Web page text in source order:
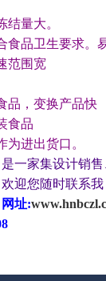
量大。
品卫生要求。
范围宽
品，变换产品快
食品
进出货口。
一家集设计销售
迎您随时联系我
址: